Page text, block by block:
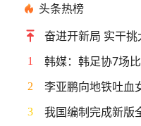
头条热榜
奋进开新局 实干挑
1 韩媒：韩足协7场
2 李亚鹏向地铁吐血
3 我国编制完成新版